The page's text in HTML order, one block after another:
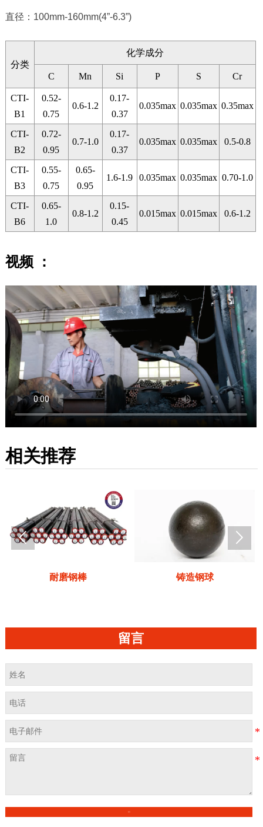
直径：100mm-160mm(4”-6.3”)
分类
化学成分
C Mn Si P S Cr
CTI-
B1
0.52-
0.75
0.6-1.2
0.17-
0.37
0.035max 0.035max 0.35max
CTI-
B2
0.72-
0.95
0.7-1.0
0.17-
0.37
0.035max 0.035max 0.5-0.8
CTI-
B3
0.55-
0.75
0.65-
0.95
1.6-1.9 0.035max 0.035max 0.70-1.0
CTI-
B6
0.65-
1.0
0.8-1.2
0.15-
0.45
0.015max 0.015max 0.6-1.2
视频 ：
相关推荐
耐磨钢棒 铸造钢球
 
留言